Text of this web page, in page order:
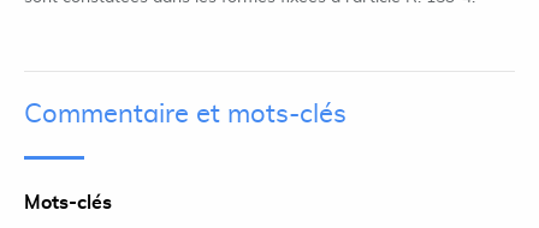
Commentaire et mots-clés
Mots-clés